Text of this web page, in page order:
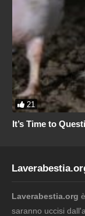
21
It’s Time to
Laverabestia.org
saranno uccisi